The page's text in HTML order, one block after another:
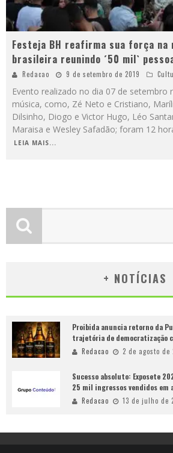
Festeja BH reafirma sua força na
brasileira reunindo ´50 mil`
Redacao 9 de setembro de 2019
Evento realizado no dia 07 de setembro
música, como, Zé Neto e Cristiano,
Dilsinho, Diogo e Victor Hugo, Léo
Maraisa e Wesley Safadão; foram 12
LEIA MAIS...
+ NOTÍCIAS
Proibida anuncia retorno da
trajetória de democratização
Redacao 2 de agosto de
Sucesso absoluto: Exposete
25 mil ingressos vendidos em
Redacao 13 de julho de